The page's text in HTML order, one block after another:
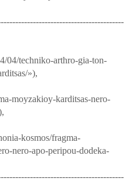
04/techniko-arthro-gia-ton-
»),
moyzakioy-karditsas-nero-
kosmos/fragma-
nero-apo-peripou-dodeka-